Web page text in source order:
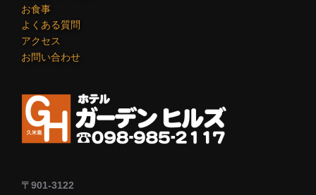
お食事
よくある質問
アクセス
お問い合わせ
〒901-3122